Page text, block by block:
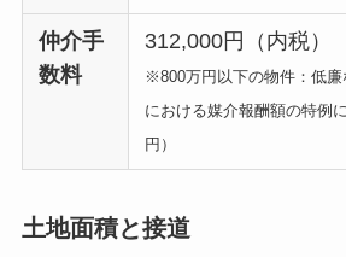
仲介手
数料
312,000円（内税）
※800万円以下の物件：低廉
における媒介報酬額の特例
円）
土地面積と接道